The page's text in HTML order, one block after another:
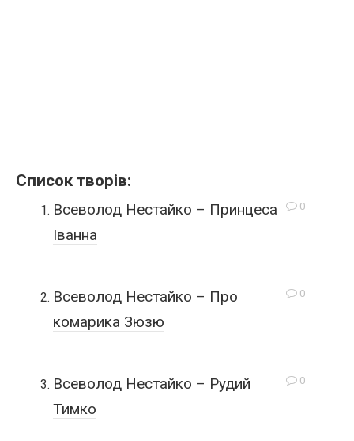
Список творів:
0
Всеволод Нестайко – Принцеса
Іванна
0
Всеволод Нестайко – Про
комарика Зюзю
0
Всеволод Нестайко – Рудий
Тимко